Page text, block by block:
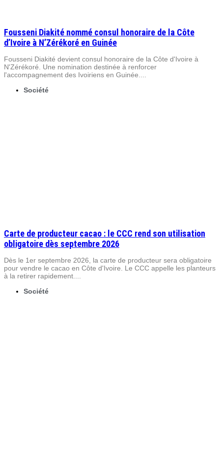
Fousseni Diakité nommé consul honoraire de la Côte
d’Ivoire à N’Zérékoré en Guinée
Fousseni Diakité devient consul honoraire de la Côte d'Ivoire à
N'Zérékoré. Une nomination destinée à renforcer
l'accompagnement des Ivoiriens en Guinée....
Société
Carte de producteur cacao : le CCC rend son utilisation
obligatoire dès septembre 2026
Dès le 1er septembre 2026, la carte de producteur sera obligatoire
pour vendre le cacao en Côte d'Ivoire. Le CCC appelle les planteurs
à la retirer rapidement....
Société